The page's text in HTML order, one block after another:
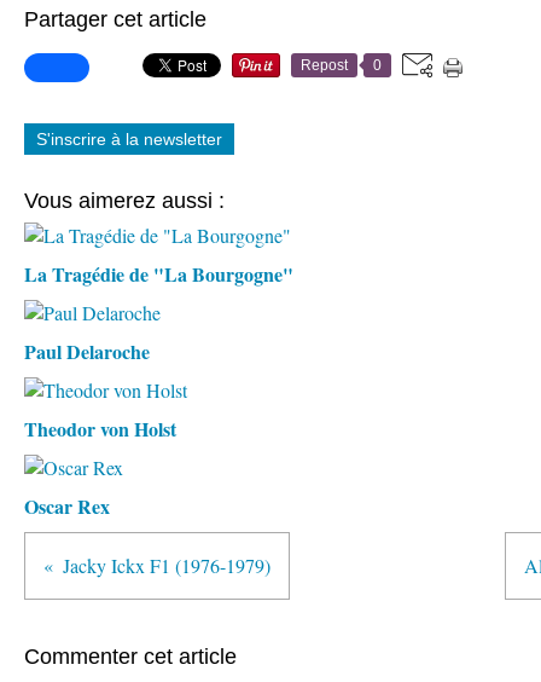
Partager cet article
Repost 0
S'inscrire à la newsletter
Vous aimerez aussi :
La Tragédie de "La Bourgogne"
Paul Delaroche
Theodor von Holst
Oscar Rex
Jacky Ickx F1 (1976-1979)
Commenter cet article